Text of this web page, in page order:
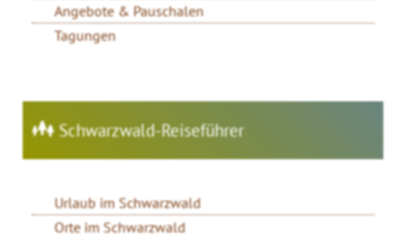
Angebote & Pauschalen
Tagungen
Schwarzwald-Reiseführer
Urlaub im Schwarzwald
Orte im Schwarzwald